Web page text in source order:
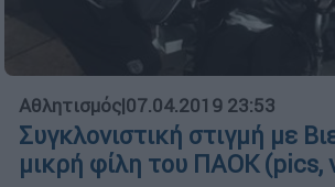
Αθλητισμός|07.04.2019 23:53
Συγκλονιστική στιγμή με
μικρή φίλη του ΠΑΟΚ (pics,